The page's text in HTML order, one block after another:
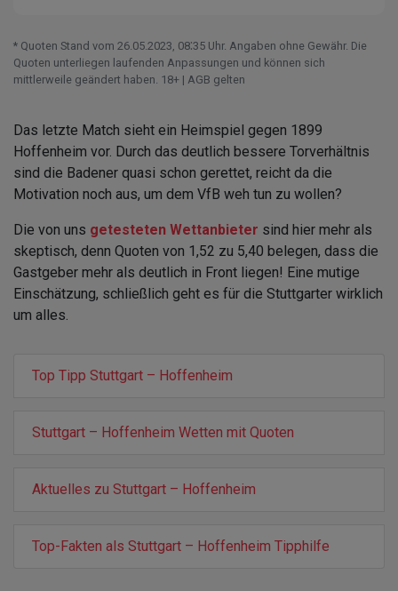
* Quoten Stand vom 26.05.2023‚ 08⁚35 Uhr. Angaben ohne Gewähr. Die
Quoten unterliegen laufenden Anpassungen und können sich
mittlerweile geändert haben. 18+ | AGB gelten
Das letzte Match sieht ein Heimspiel gegen 1899
Hoffenheim vor. Durch das deutlich bessere Torverhältnis
sind die Badener quasi schon gerettet, reicht da die
Motivation noch aus, um dem VfB weh tun zu wollen?
Die von uns getesteten Wettanbieter sind hier mehr als
skeptisch, denn Quoten von 1,52 zu 5,40 belegen, dass die
Gastgeber mehr als deutlich in Front liegen! Eine mutige
Einschätzung, schließlich geht es für die Stuttgarter wirklich
um alles.
Top Tipp Stuttgart – Hoffenheim
Stuttgart – Hoffenheim Wetten mit Quoten
Aktuelles zu Stuttgart – Hoffenheim
Top-Fakten als Stuttgart – Hoffenheim Tipphilfe